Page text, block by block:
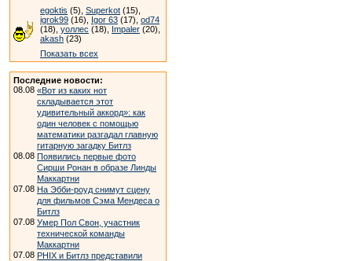
egoktis (5), Superkot (15),
igrok99 (16), Igor 63 (17), od74
(18), уоллес (18), Impaler (20),
akash (23)
Показать всех
Последние новости:
08.08 «Вот из каких нот
складывается этот
удивительный аккорд»: как
один человек с помощью
математики разгадал главную
гитарную загадку Битлз
08.08 Появились первые фото
Сирши Ронан в образе Линды
Маккартни
07.08 На Эбби-роуд снимут сцену
для фильмов Сэма Мендеса о
Битлз
07.08 Умер Пол Свон, участник
технической команды
Маккартни
07.08 PHIX и Битлз представили